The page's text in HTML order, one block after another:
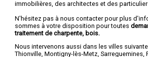
immobilières, des architectes et des
N'hésitez pas à nous contacter pour plus
sommes à votre disposition pour toutes
traitement de charpente, bois.
Nous intervenons aussi dans les villes
Thionville, Montigny-lès-Metz, Sarreguemines,